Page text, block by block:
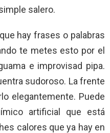
salero.
hay frases o palabras
te metes esto por el
e improvisad pipa.
sudoroso. La frente
elegantemente. Puede
artificial que está
calores que ya hay en